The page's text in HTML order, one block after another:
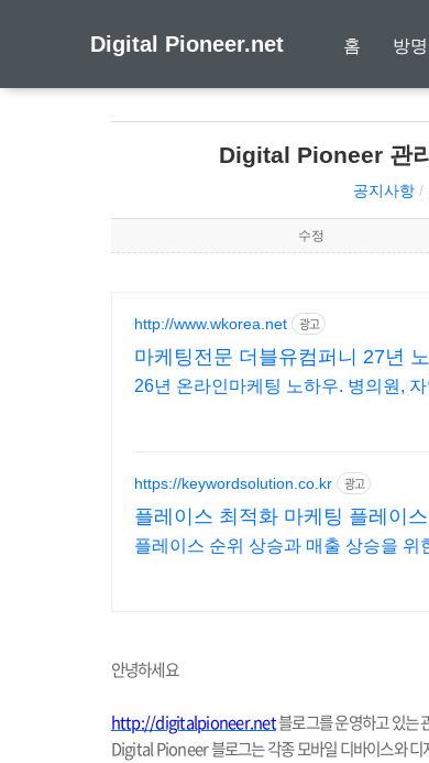
Digital Pioneer.net 홈 방
Digital Pioneer 관
공지사항 /
수정
http://www.wkorea.net 광고
마케팅전문 더블유컴퍼니 27년
26년 온라인마케팅 노하우. 병의원,
https://keywordsolution.co.kr 광고
플레이스 최적화 마케팅 플레이
플레이스 순위 상승과 매출 상승을 위
안녕하세요
http://digitalpioneer.net블로그를 운영하고 있는
Digital Pioneer블로그는 각종 모바일 디바이스와